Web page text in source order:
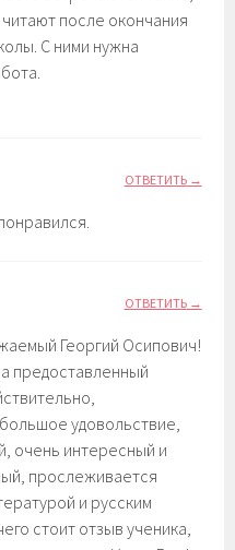
после окончания
С ними нужна
ОТВЕТИТЬ
ОТВЕТИТЬ
Георгий Осипович!
предоставленный
удовольствие,
очень интересный и
прослеживается
и русским
стоит отзыв ученика,